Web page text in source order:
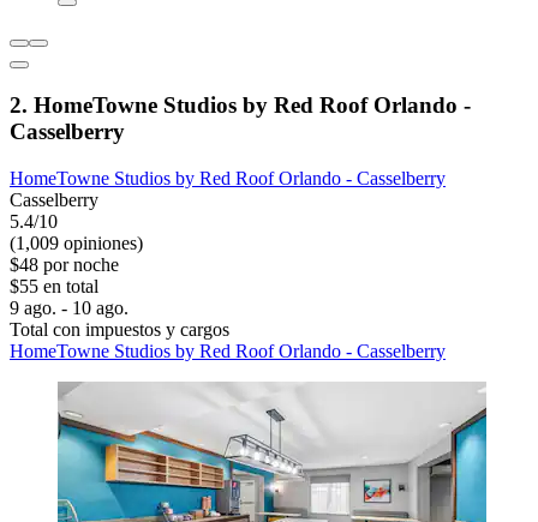
2. HomeTowne Studios by Red Roof Orlando -
Casselberry
HomeTowne Studios by Red Roof Orlando - Casselberry
Casselberry
5.4/10
(1,009 opiniones)
$48 por noche
$55 en total
9 ago. - 10 ago.
Total con impuestos y cargos
HomeTowne Studios by Red Roof Orlando - Casselberry